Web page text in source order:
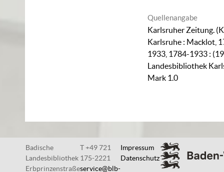
Quellenangabe
Karlsruher Zeitung.
Karlsruhe : Macklot,
1933, 1784-1933 :
Landesbibliothek
Mark 1.0
Badische
Landesbibliothek
Erbprinzenstraße
T +49 721
175-2221
service@blb-
Impressum
Datenschutz